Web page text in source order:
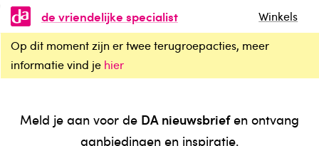
de vriendelijke specialist
Winkels
Op dit moment zijn er twee terugroepacties, meer
informatie vind je hier
Meld je aan voor de DA nieuwsbriefen ontvang
aanbiedingen en inspiratie.